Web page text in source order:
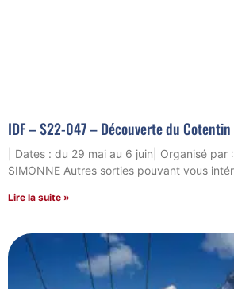
IDF – S22-047 – Découverte du Cotentin
| Dates : du 29 mai au 6 juin| Organisé par
SIMONNE Autres sorties pouvant vous
Lire la suite »